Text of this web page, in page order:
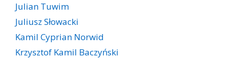
Julian Tuwim
Juliusz Słowacki
Kamil Cyprian Norwid
Krzysztof Kamil Baczyński